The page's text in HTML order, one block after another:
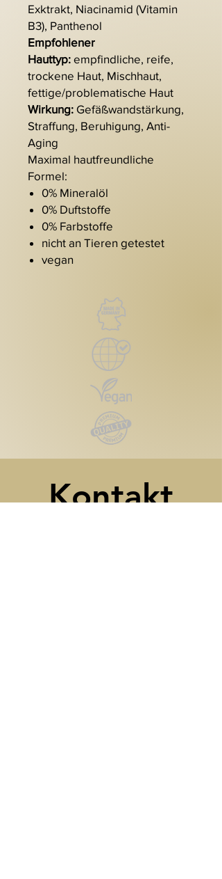
Exktrakt, Niacinamid (Vitamin
B3), Panthenol
Empfohlener
Hauttyp: empfindliche, reife,
trockene Haut, Mischhaut,
fettige/problematische Haut
Wirkung: Gefäßwandstärkung,
Straffung, Beruhigung, Anti-
Aging
Maximal hautfreundliche
Formel:
0% Mineralöl
0% Duftstoffe
0% Farbstoffe
nicht an Tieren getestet
vegan
Kontakt